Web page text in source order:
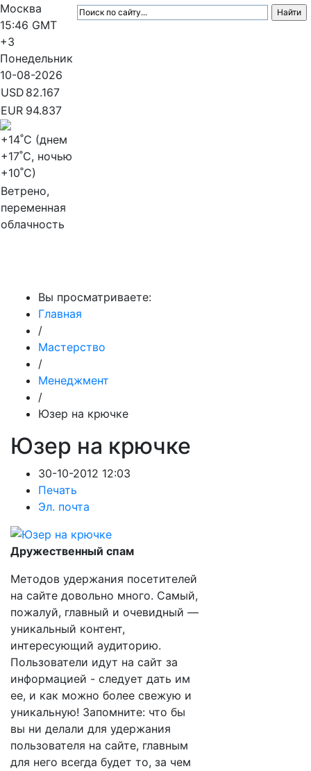
Москва
15:46 GMT
+3
Понедельник
10-08-2026
USD 82.167
EUR 94.837
+14˚C (днем
+17˚C, ночью
+10˚C)
Ветрено,
переменная
облачность
Вы просматриваете:
Главная
/
Мастерство
/
Менеджмент
/
Юзер на крючке
Юзер на крючке
30-10-2012 12:03
Печать
Эл. почта
Дружественный спам
Методов удержания посетителей
на сайте довольно много. Самый,
пожалуй, главный и очевидный —
уникальный контент,
интересующий аудиторию.
Пользователи идут на сайт за
информацией - следует дать им
ее, и как можно более свежую и
уникальную! Запомните: что бы
вы ни делали для удержания
пользователя на сайте, главным
для него всегда будет то, за чем